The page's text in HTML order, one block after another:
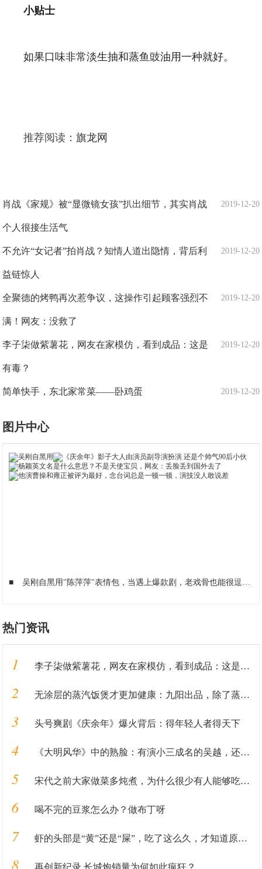
小贴士
如果口味非常淡生抽和蒸鱼豉油用一种就好。
推荐阅读：旗龙网
2019-12-20
肖战《家规》被“显微镜女孩”扒出细节，其实肖战
个人很接生活气
2019-12-20
不允许“女记者”拍肖战？知情人道出隐情，背后利
益链惊人
2019-12-20
全聚德的烤鸭再次惹争议，这操作引起顾客强烈不
满！网友：没救了
2019-12-20
李子柒做紫薯花，网友在家模仿，看到成品：这是
有毒？
2019-12-20
简单快手，东北家常菜——卧鸡蛋
图片中心
■ 吴刚自黑用"陈萍萍"表情包，当遇上爆款剧，老戏骨也能很逗比
热门资讯
1 李子柒做紫薯花，网友在家模仿，看到成品：这是有毒？
2 无涂层的蒸汽饭煲才更加健康：九阳出品，除了蒸米饭还能做汽锅鸡
3 头号爽剧《庆余年》爆火背后：得年轻人者得天下
4 《大明风华》中的熟脸：有演小三成名的吴越，还有谢广坤的扮演者
5 宋代之前大家做菜多炖煮，为什么很少有人能够吃到炒菜？
6 喝不完的豆浆怎么办？做布丁呀
7 虾的头部是“黄”还是“屎”，吃了这么久，才知道原来吃错了
8 再创新纪录 长城炮销量为何如此疯狂？